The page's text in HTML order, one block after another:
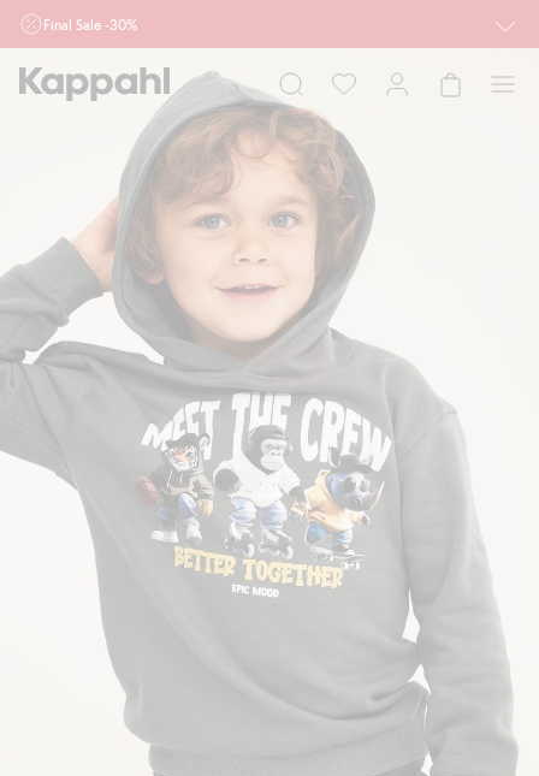
Final Sale -30%
działu outlet do 10.8 w sklepach Kappahl i Newbie oraz na kappahl.com. Ofert
nie łączymy
Mężczyzna Dziecko